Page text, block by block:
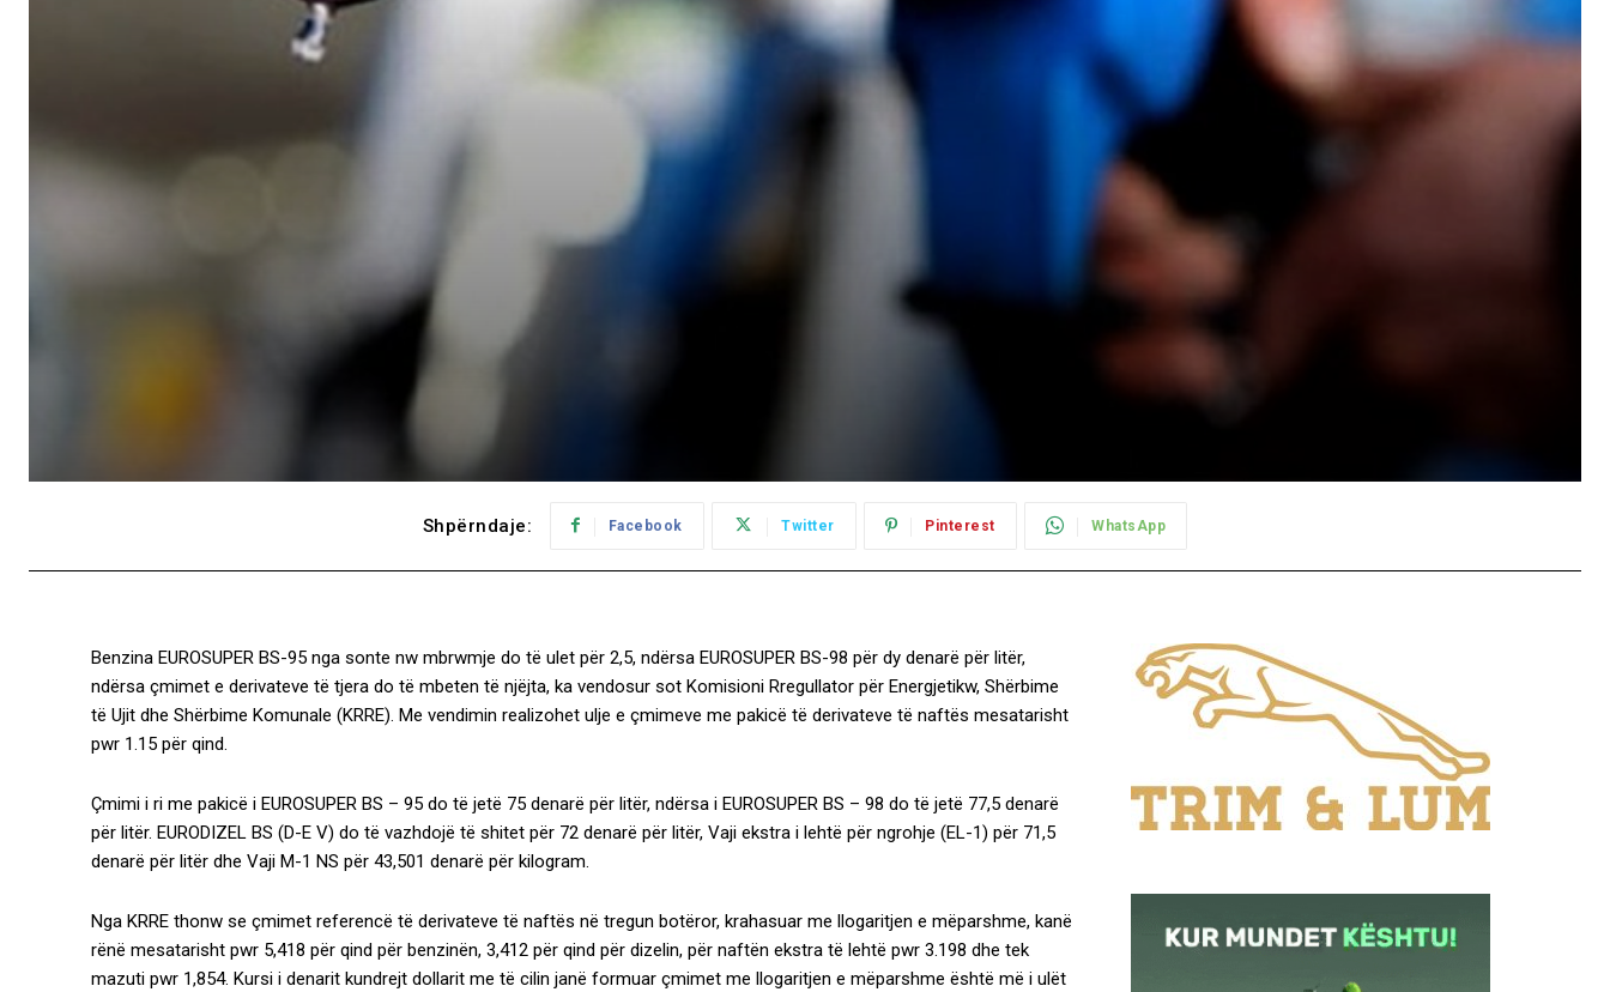
Shpërndaje: Facebook Twitter Pinterest WhatsApp
Benzina EUROSUPER BS-95 nga sonte nw mbrwmje do të ulet për 2,5, ndërsa EUROSUPER BS-98 për dy denarë për litër,
ndërsa çmimet e derivateve të tjera do të mbeten të njëjta, ka vendosur sot Komisioni Rregullator për Energjetikw, Shërbime
të Ujit dhe Shërbime Komunale (KRRE). Me vendimin realizohet ulje e çmimeve me pakicë të derivateve të naftës mesatarisht
pwr 1.15 për qind.
Çmimi i ri me pakicë i EUROSUPER BS – 95 do të jetë 75 denarë për litër, ndërsa i EUROSUPER BS – 98 do të jetë 77,5 denarë
për litër. EURODIZEL BS (D-E V) do të vazhdojë të shitet për 72 denarë për litër, Vaji ekstra i lehtë për ngrohje (EL-1) për 71,5
denarë për litër dhe Vaji M-1 NS për 43,501 denarë për kilogram.
Nga KRRE thonw se çmimet referencë të derivateve të naftës në tregun botëror, krahasuar me llogaritjen e mëparshme, kanë
rënë mesatarisht pwr 5,418 për qind për benzinën, 3,412 për qind për dizelin, për naftën ekstra të lehtë pwr 3.198 dhe tek
mazuti pwr 1,854. Kursi i denarit kundrejt dollarit me të cilin janë formuar çmimet me llogaritjen e mëparshme është më i ulët